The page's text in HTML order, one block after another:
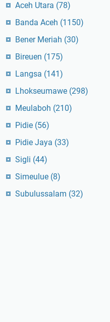
Aceh Utara (78)
Banda Aceh (1150)
Bener Meriah (30)
Bireuen (175)
Langsa (141)
Lhokseumawe (298)
Meulaboh (210)
Pidie (56)
Pidie Jaya (33)
Sigli (44)
Simeulue (8)
Subulussalam (32)